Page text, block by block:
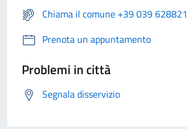
Chiama il comune +39 039 628821
Prenota un appuntamento
Problemi in città
Segnala disservizio